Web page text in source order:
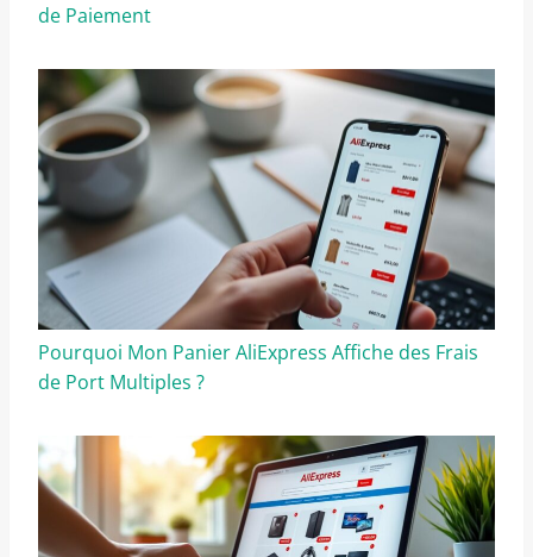
de Paiement
Pourquoi Mon Panier AliExpress Affiche des Frais
de Port Multiples ?